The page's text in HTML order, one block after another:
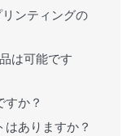
ンティングの
は可能です
すか？
ありますか？